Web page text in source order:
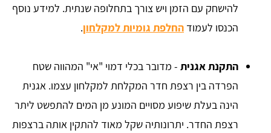
להישחק עם הזמן ויש צורך בתחלופה שנתית. למידע נוסף
הכנסו לעמוד החלפת גומיות למקלחון.
התקנת אגנית - מדובר בכלי דמוי "אי" המהווה שטח
הפרדה בין רצפת חדר המקלחת למקלחון עצמו. אגנית
הינה בעלת שיפוע מסויים המונע מן המים להתפשט ליתר
רצפת החדר. יתרונותיה שקל מאוד להתקין אותה ברצפות